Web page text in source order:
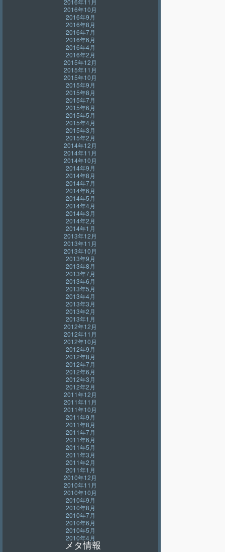
2016年11月
2016年10月
2016年9月
2016年8月
2016年7月
2016年6月
2016年4月
2016年2月
2015年12月
2015年11月
2015年10月
2015年9月
2015年8月
2015年7月
2015年6月
2015年5月
2015年4月
2015年3月
2015年2月
2014年12月
2014年11月
2014年10月
2014年9月
2014年8月
2014年7月
2014年6月
2014年5月
2014年4月
2014年3月
2014年2月
2014年1月
2013年12月
2013年11月
2013年10月
2013年9月
2013年8月
2013年7月
2013年6月
2013年5月
2013年4月
2013年3月
2013年2月
2013年1月
2012年12月
2012年11月
2012年10月
2012年9月
2012年8月
2012年7月
2012年6月
2012年3月
2012年2月
2011年12月
2011年11月
2011年10月
2011年9月
2011年8月
2011年7月
2011年6月
2011年5月
2011年3月
2011年2月
2011年1月
2010年12月
2010年11月
2010年10月
2010年9月
2010年8月
2010年7月
2010年6月
2010年5月
2010年4月
メタ情報